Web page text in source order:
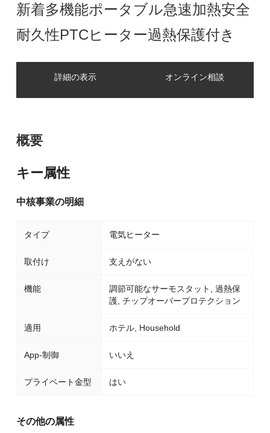
新着多機能ポータブル急速加熱安全
耐久性PTCヒーター過熱保護付き
詳細の表示 オンライン相談
概要
キー属性
中核事業の明細
タイプ 電気ヒーター
取付け 支えがない
機能
調節可能なサーモスタット, 過熱保
護, チップオーバープロテクション
適用 ホテル, Household
App-制御 いいえ
プライベート金型 はい
その他の属性